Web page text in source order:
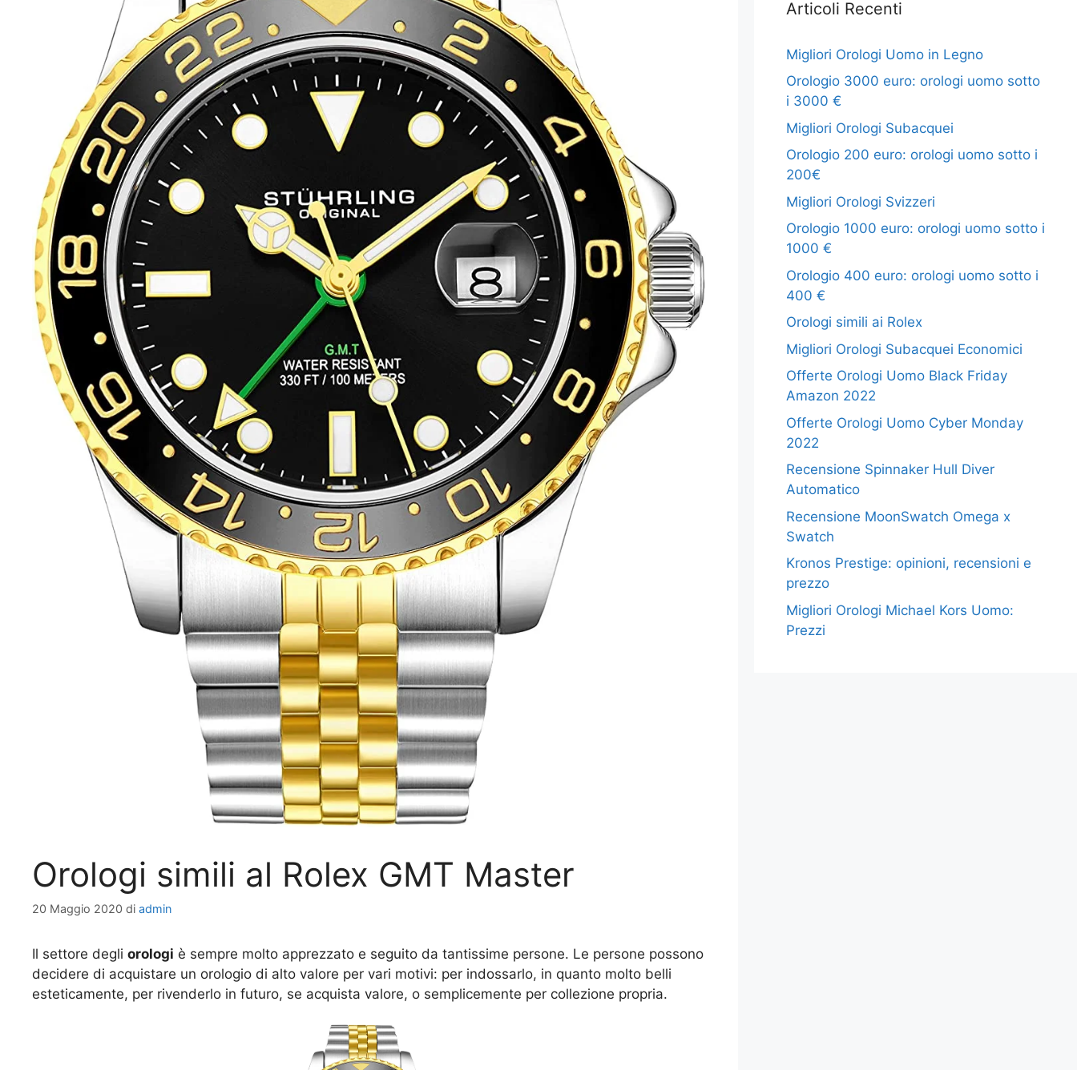
Orologi simili al Rolex GMT Master
20 Maggio 2020 di admin
Il settore degli orologi è sempre molto apprezzato e seguito da tantissime persone. Le persone possono
decidere di acquistare un orologio di alto valore per vari motivi: per indossarlo, in quanto molto belli
esteticamente, per rivenderlo in futuro, se acquista valore, o semplicemente per collezione propria.
Articoli Recenti
Migliori Orologi Uomo in Legno
Orologio 3000 euro: orologi uomo sotto
i 3000 €
Migliori Orologi Subacquei
Orologio 200 euro: orologi uomo sotto i
200€
Migliori Orologi Svizzeri
Orologio 1000 euro: orologi uomo sotto i
1000 €
Orologio 400 euro: orologi uomo sotto i
400 €
Orologi simili ai Rolex
Migliori Orologi Subacquei Economici
Offerte Orologi Uomo Black Friday
Amazon 2022
Offerte Orologi Uomo Cyber Monday
2022
Recensione Spinnaker Hull Diver
Automatico
Recensione MoonSwatch Omega x
Swatch
Kronos Prestige: opinioni, recensioni e
prezzo
Migliori Orologi Michael Kors Uomo:
Prezzi